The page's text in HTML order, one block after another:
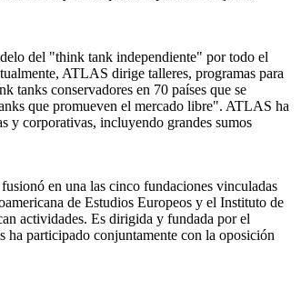
del "think tank independiente" por todo el
ATLAS dirige talleres, programas para
tanks conservadores en 70 países que se
que promueven el mercado libre". ATLAS ha
y corporativas, incluyendo grandes sumos
en una las cinco fundaciones vinculadas
de Estudios Europeos y el Instituto de
actividades. Es dirigida y fundada por el
ha participado conjuntamente con la oposición